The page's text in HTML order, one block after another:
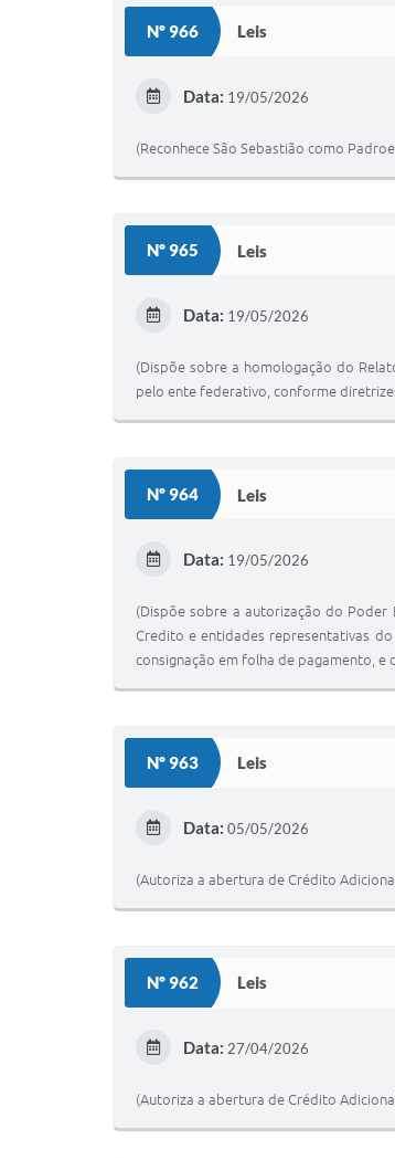
Nº 966 Leis
Data: 19/05/2026
(Reconhece São Sebastião como
Nº 965 Leis
Data: 19/05/2026
(Dispõe sobre a homologação do
pelo ente federativo, conforme
Nº 964 Leis
Data: 19/05/2026
(Dispõe sobre a autorização do Poder
Credito e entidades representativas
consignação em folha de pagamento, e
Nº 963 Leis
Data: 05/05/2026
(Autoriza a abertura de Crédito
Nº 962 Leis
Data: 27/04/2026
(Autoriza a abertura de Crédito